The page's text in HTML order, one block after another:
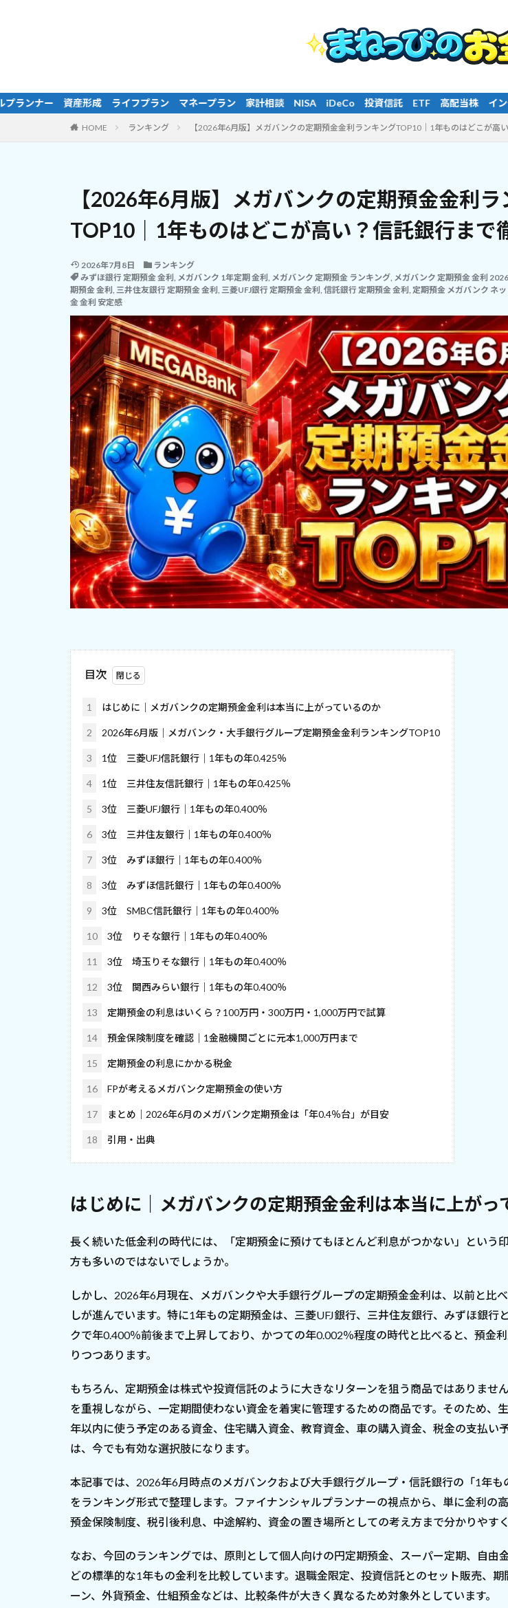
イフプラン マネープラン 家計相談 NISA iDeCo 投資信託 ETF 高配当株 インデックス投資 長期
HOME ランキング 【2026年6月版】メガバンクの定期預金金利ランキングTOP10｜1年ものはどこが高
【2026年6月版】メガバンクの定期預金金利ラ
TOP10｜1年ものはどこが高い？信託銀行まで
2026年7月8日
ランキング
みずほ銀行 定期預金 金利, メガバンク 1年定期 金利, メガバンク 定期預金 ランキング, メガバンク 定期預金 金利
期預金 金利, 三井住友銀行 定期預金 金利, 三菱UFJ銀行 定期預金 金利, 信託銀行 定期預金 金利, 定期預金 メガバンク ネ
金 金利 安定感
目次
1 はじめに｜メガバンクの定期預金金利は本当に上がっているのか
2 2026年6月版｜メガバンク・大手銀行グループ定期預金金利ランキングTOP10
3 1位 三菱UFJ信託銀行｜1年もの年0.425％
4 1位 三井住友信託銀行｜1年もの年0.425％
5 3位 三菱UFJ銀行｜1年もの年0.400％
6 3位 三井住友銀行｜1年もの年0.400％
7 3位 みずほ銀行｜1年もの年0.400％
8 3位 みずほ信託銀行｜1年もの年0.400％
9 3位 SMBC信託銀行｜1年もの年0.400％
10 3位 りそな銀行｜1年もの年0.400％
11 3位 埼玉りそな銀行｜1年もの年0.400％
12 3位 関西みらい銀行｜1年もの年0.400％
13 定期預金の利息はいくら？100万円・300万円・1,000万円で試算
14 預金保険制度を確認｜1金融機関ごとに元本1,000万円まで
15 定期預金の利息にかかる税金
16 FPが考えるメガバンク定期預金の使い方
17 まとめ｜2026年6月のメガバンク定期預金は「年0.4％台」が目安
18 引用・出典
はじめに｜メガバンクの定期預金金利は本当に上がっ
長く続いた低金利の時代には、「定期預金に預けてもほとんど利息がつかない」という
方も多いのではないでしょうか。
しかし、2026年6月現在、メガバンクや大手銀行グループの定期預金金利は、以前と比
しが進んでいます。特に1年もの定期預金は、三菱UFJ銀行、三井住友銀行、みずほ銀行
クで年0.400％前後まで上昇しており、かつての年0.002％程度の時代と比べると、預金
りつつあります。
もちろん、定期預金は株式や投資信託のように大きなリターンを狙う商品ではありませ
を重視しながら、一定期間使わない資金を着実に管理するための商品です。そのため、
年以内に使う予定のある資金、住宅購入資金、教育資金、車の購入資金、税金の支払い
は、今でも有効な選択肢になります。
本記事では、2026年6月時点のメガバンクおよび大手銀行グループ・信託銀行の「1年も
をランキング形式で整理します。ファイナンシャルプランナーの視点から、単に金利の高
預金保険制度、税引後利息、中途解約、資金の置き場所としての考え方まで分かりやすく
なお、今回のランキングでは、原則として個人向けの円定期預金、スーパー定期、自由
どの標準的な1年もの金利を比較しています。退職金限定、投資信託とのセット販売、期
ーン、外貨預金、仕組預金などは、比較条件が大きく異なるため対象外としています。